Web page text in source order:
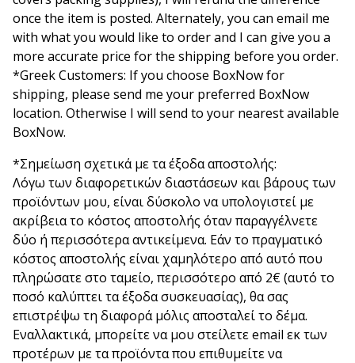
once the item is posted. Alternately, you can email me
with what you would like to order and I can give you a
more accurate price for the shipping before you order.
*Greek Customers: If you choose BoxNow for
shipping, please send me your preferred BoxNow
location. Otherwise I will send to your nearest available
BoxNow.
*Σημείωση σχετικά με τα έξοδα αποστολής:
Λόγω των διαφορετικών διαστάσεων και βάρους των
προϊόντων μου, είναι δύσκολο να υπολογιστεί με
ακρίβεια το κόστος αποστολής όταν παραγγέλνετε
δύο ή περισσότερα αντικείμενα. Εάν το πραγματικό
κόστος αποστολής είναι χαμηλότερο από αυτό που
πληρώσατε στο ταμείο, περισσότερο από 2€ (αυτό το
ποσό καλύπτει τα έξοδα συσκευασίας), θα σας
επιστρέψω τη διαφορά μόλις αποσταλεί το δέμα.
Εναλλακτικά, μπορείτε να μου στείλετε email εκ των
προτέρων με τα προϊόντα που επιθυμείτε να